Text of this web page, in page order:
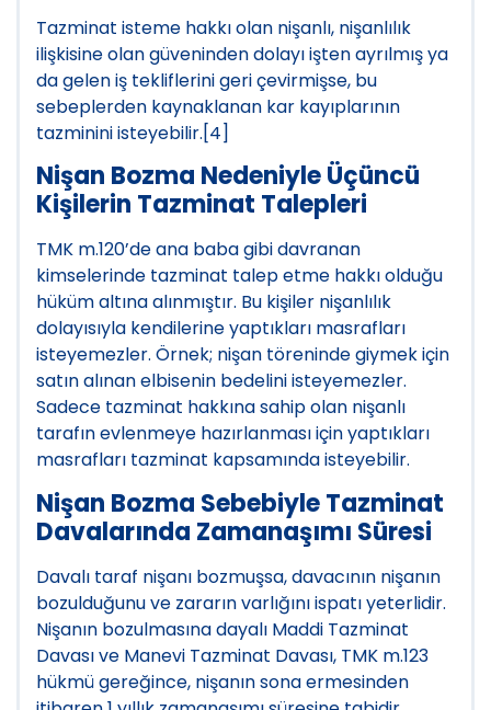
Tazminat isteme hakkı olan nişanlı, nişanlılık
ilişkisine olan güveninden dolayı işten ayrılmış ya
da gelen iş tekliflerini geri çevirmişse, bu
sebeplerden kaynaklanan kar kayıplarının
tazminini isteyebilir.[4]
Nişan Bozma Nedeniyle Üçüncü
Kişilerin Tazminat Talepleri
TMK m.120’de ana baba gibi davranan
kimselerinde tazminat talep etme hakkı olduğu
hüküm altına alınmıştır. Bu kişiler nişanlılık
dolayısıyla kendilerine yaptıkları masrafları
isteyemezler. Örnek; nişan töreninde giymek için
satın alınan elbisenin bedelini isteyemezler.
Sadece tazminat hakkına sahip olan nişanlı
tarafın evlenmeye hazırlanması için yaptıkları
masrafları tazminat kapsamında isteyebilir.
Nişan Bozma Sebebiyle Tazminat
Davalarında Zamanaşımı Süresi
Davalı taraf nişanı bozmuşsa, davacının nişanın
bozulduğunu ve zararın varlığını ispatı yeterlidir.
Nişanın bozulmasına dayalı Maddi Tazminat
Davası ve Manevi Tazminat Davası, TMK m.123
hükmü gereğince, nişanın sona ermesinden